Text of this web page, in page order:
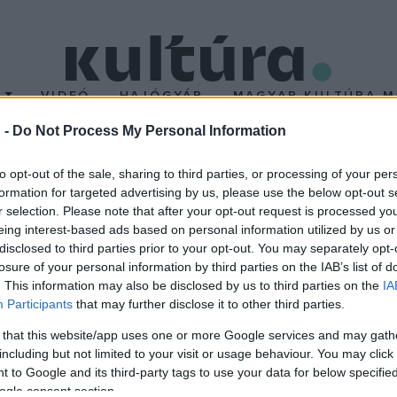
- Do Not Process My Personal Information
opt-out of the sale, sharing to third parties, or processing of your
for targeted advertising by us, please use the below opt-out
selection. Please note that after your opt-out request is processed
interest-based ads based on personal information utilized by us
to third parties prior to your opt-out. You may separately
of your personal information by third parties on the IAB’s list of
This information may also be disclosed by us to third parties on the
Participants that may further disclose it to other third parties.
that this website/app uses one or more Google services and may
but not limited to your visit or usage behaviour. You may
to Google and its third-party tags to use your data for below
consent section.
VIDEÓ HAJÓGYÁR MAGYAR KULTÚRA
emlékeznek ma
kétszeres Kossuth-díjas színművész, a nemzet színésze, a
a Kálmán Imre utca 10. számú házon, ahol a színész első
adják át a Bessenyei Ferenc Művészeti Díjat a színészről
és Piros Ildikó színművész, valamint a Bessenyei Színkör és